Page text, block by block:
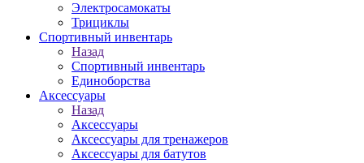
Электросамокаты
Трициклы
Спортивный инвентарь
Назад
Спортивный инвентарь
Единоборства
Аксессуары
Назад
Аксессуары
Аксессуары для тренажеров
Аксессуары для батутов